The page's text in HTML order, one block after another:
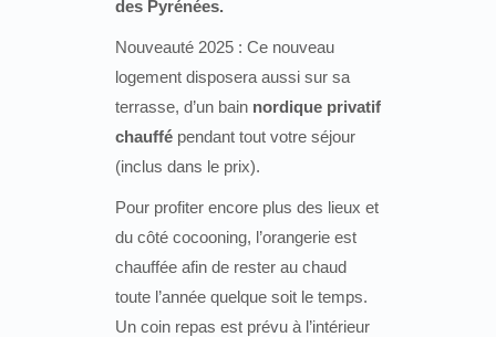
des Pyrénées.
Nouveauté 2025 : Ce nouveau
logement disposera aussi sur sa
terrasse, d’un bain nordique privatif
chauffé pendant tout votre séjour
(inclus dans le prix).
Pour profiter encore plus des lieux et
du côté cocooning, l’orangerie est
chauffée afin de rester au chaud
toute l’année quelque soit le temps.
Un coin repas est prévu à l’intérieur